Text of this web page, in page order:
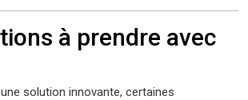
à prendre avec
solution innovante, certaines